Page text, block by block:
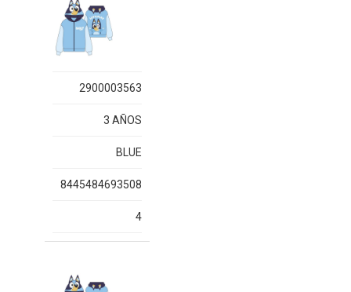
2900003563
3 AÑOS
BLUE
8445484693508
4